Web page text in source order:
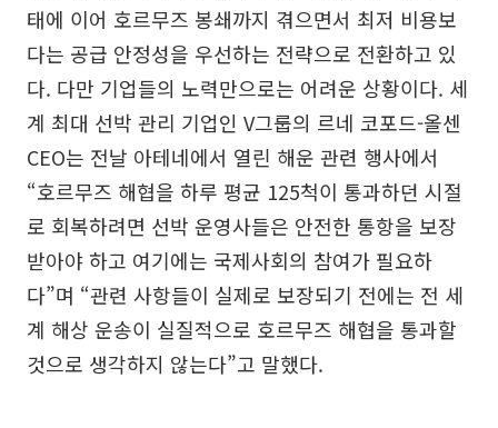
태에 이어 호르무즈 봉쇄까지 겪으면서 최저 비용보
다는 공급 안정성을 우선하는 전략으로 전환하고 있
다. 다만 기업들의 노력만으로는 어려운 상황이다. 세
계 최대 선박 관리 기업인 V그룹의 르네 코포드-올센
CEO는 전날 아테네에서 열린 해운 관련 행사에서
“호르무즈 해협을 하루 평균 125척이 통과하던 시절
로 회복하려면 선박 운영사들은 안전한 통항을 보장
받아야 하고 여기에는 국제사회의 참여가 필요하
다”며 “관련 사항들이 실제로 보장되기 전에는 전 세
계 해상 운송이 실질적으로 호르무즈 해협을 통과할
것으로 생각하지 않는다”고 말했다.